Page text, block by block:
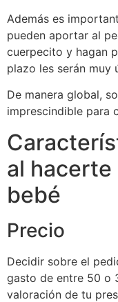
Además es
pueden aportar al
cuerpecito y hagan
plazo les serán muy
De manera global,
imprescindible para
al hacerte
bebé
Precio
Decidir sobre el
gasto de entre 50 o
valoración de tu